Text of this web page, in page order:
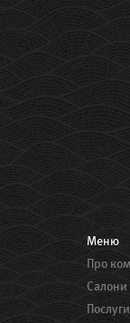
Меню
Про
Салони
Послуги